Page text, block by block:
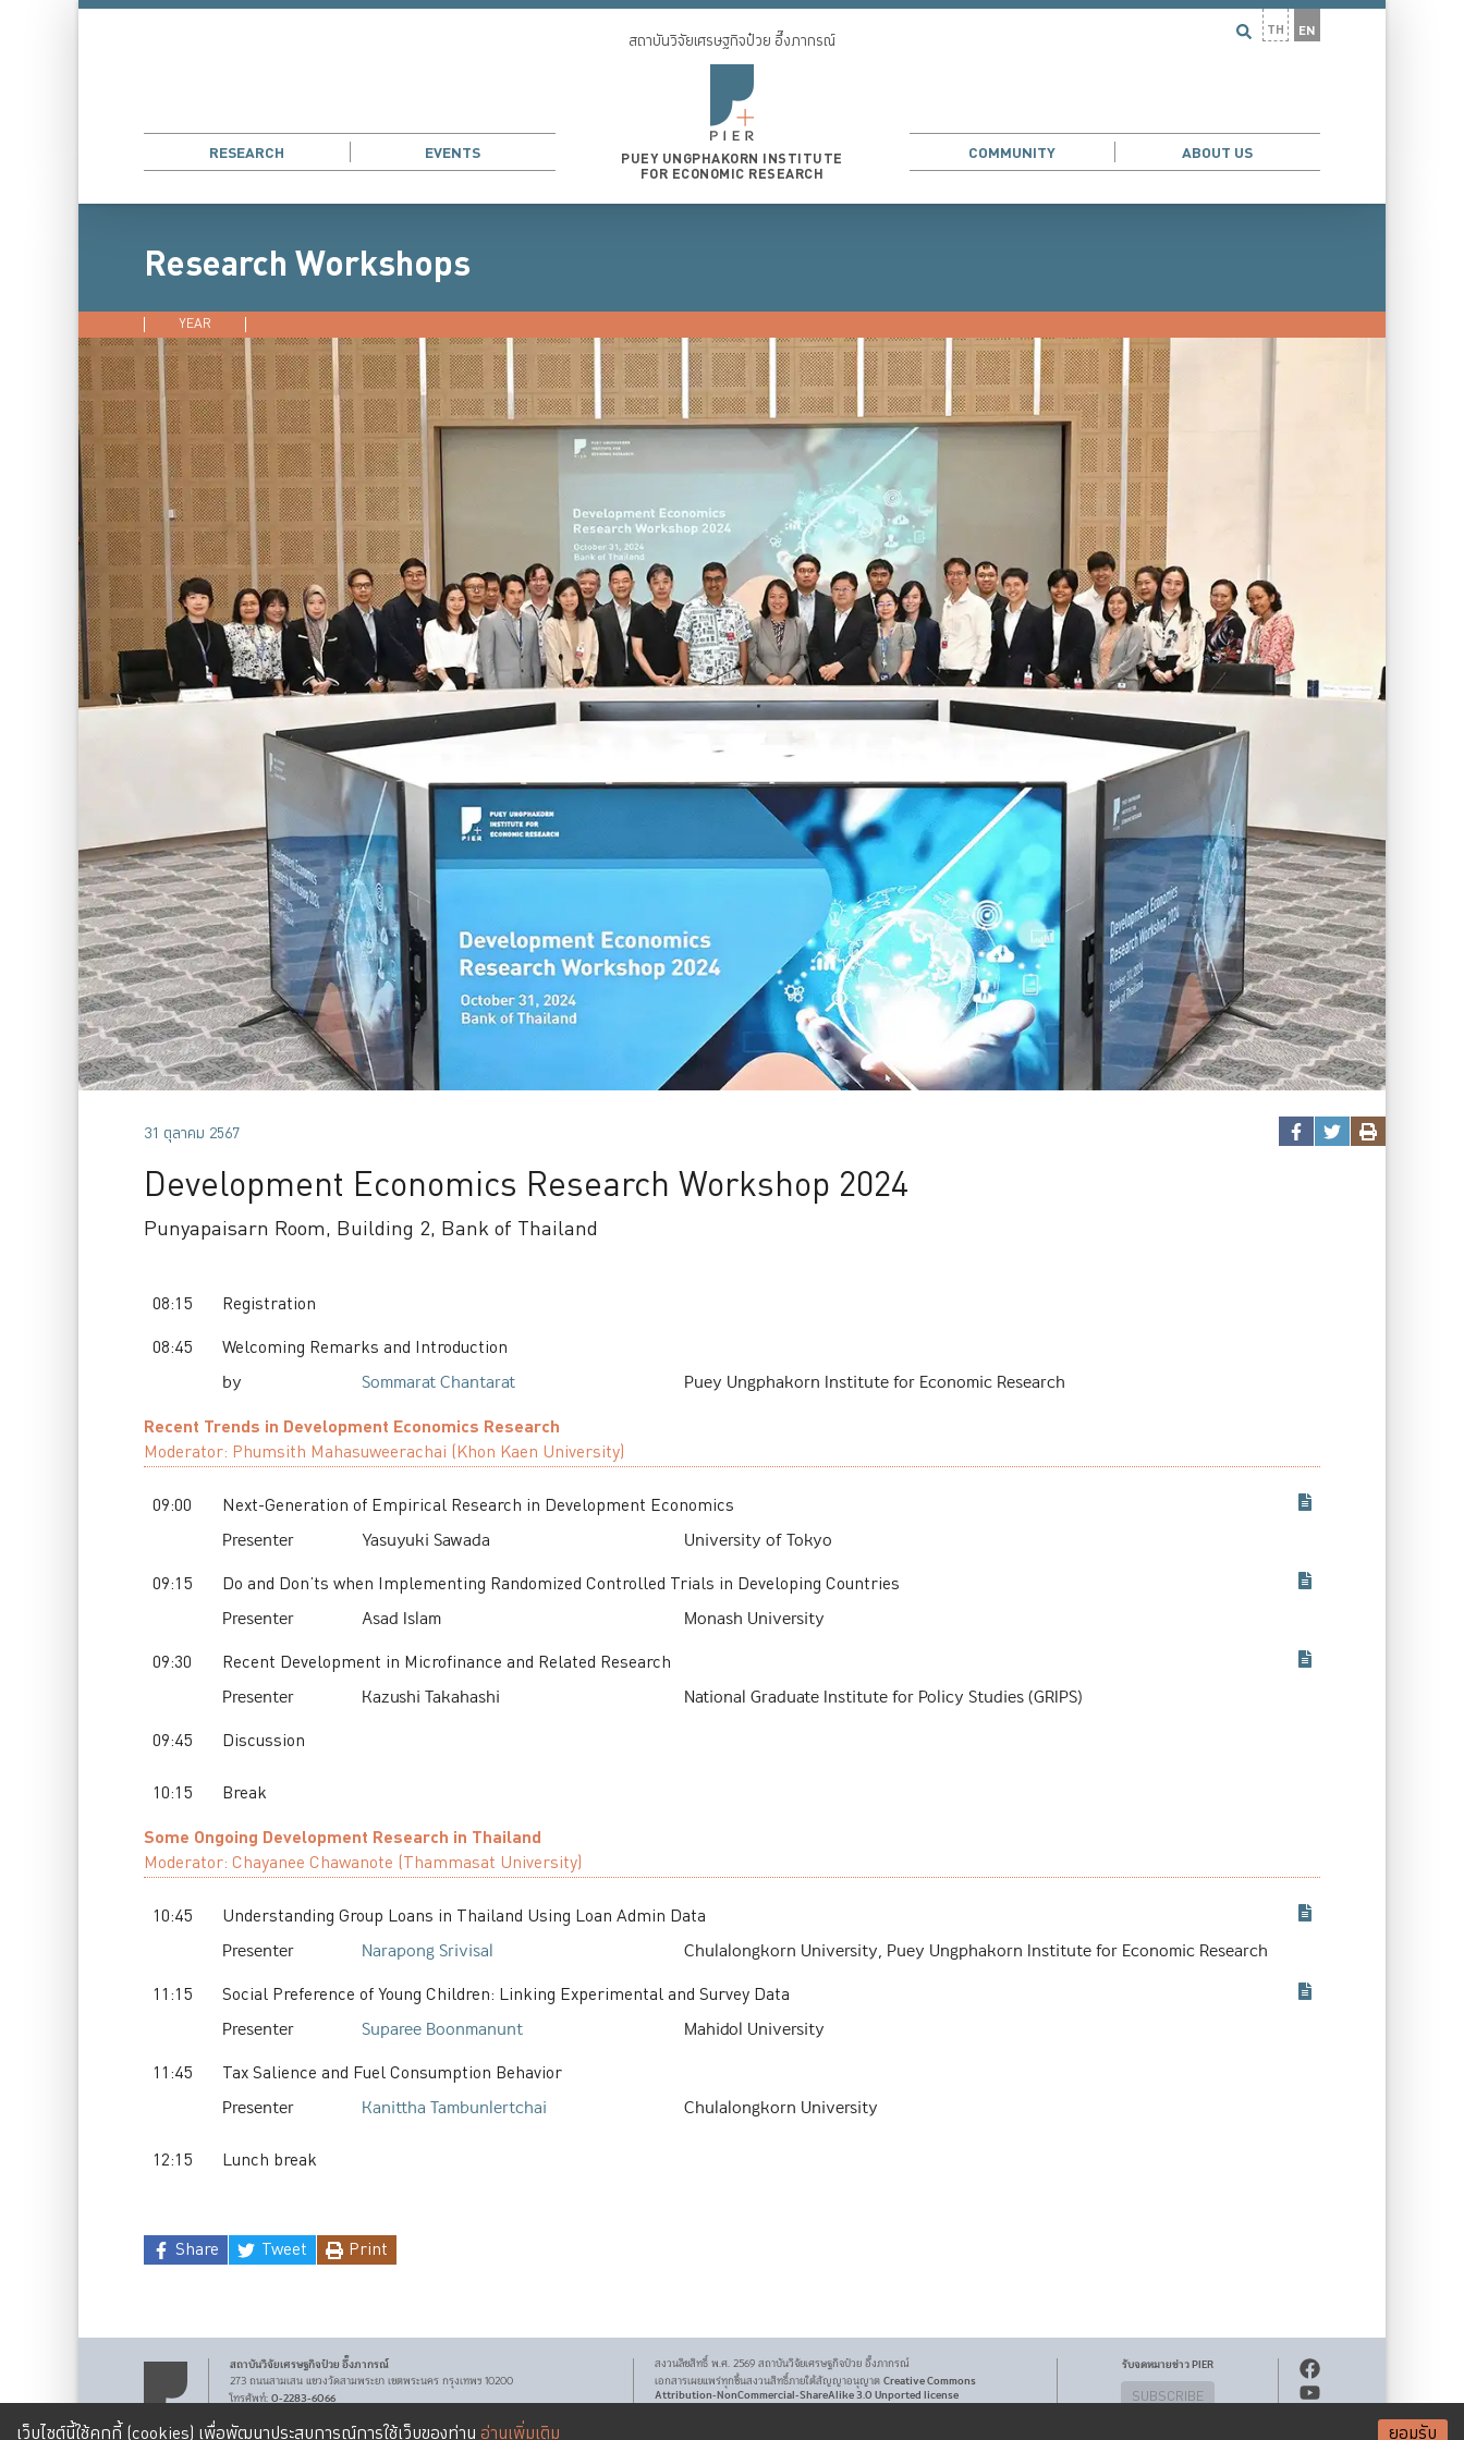
เว็บไซต์นี้ใช้คุกกี้ (cookies) เพื่อพัฒนาประสบการณ์การใช้เว็บของท่าน อ่านเพิ่มเติม ยอมรับ
TH EN
RESEARCH EVENTS
สถาบันวิจัยเศรษฐกิจป๋วย อึ๊งภากรณ์
PUEY UNGPHAKORN INSTITUTE
FOR ECONOMIC RESEARCH
COMMUNITY ABOUT US
Research Workshops
YEAR
31 ตุลาคม 2567
Development Economics Research Workshop 2024
Punyapaisarn Room, Building 2, Bank of Thailand
08:15
Registration
08:45
Welcoming Remarks and Introduction
by SommaratChantarat
Puey Ungphakorn Institute for Economic Research
Recent Trends in Development Economics Research
Moderator: Phumsith Mahasuweerachai (Khon Kaen University)
09:00 Next-Generation of Empirical Research in Development Economics
Presenter Yasuyuki Sawada University of Tokyo
09:15 Do and Don’ts when Implementing Randomized Controlled Trials in Developing Countries
Presenter Asad Islam Monash University
09:30 Recent Development in Microfinance and Related Research
Presenter Kazushi Takahashi National Graduate Institute for Policy Studies (GRIPS)
09:45 Discussion
10:15 Break
Some Ongoing Development Research in Thailand
Moderator: Chayanee Chawanote (Thammasat University)
10:45 Understanding Group Loans in Thailand Using Loan Admin Data
Presenter Narapong Srivisal Chulalongkorn University, Puey Ungphakorn Institute for Economic Research
11:15 Social Preference of Young Children: Linking Experimental and Survey Data
Presenter Suparee Boonmanunt Mahidol University
11:45 Tax Salience and Fuel Consumption Behavior
Presenter Kanittha Tambunlertchai Chulalongkorn University
12:15 Lunch break
Share Tweet Print
สถาบันวิจัยเศรษฐกิจป๋วย อึ๊งภากรณ์
273 ถนนสามเสนแขวงวัดสามพระยา เขตพระนคร กรุงเทพฯ 10200
โทรศัพท์:0-2283-6066
เงื่อนไขการให้บริการ|นโยบายคุ้มครองข้อมูลส่วนบุคคล
สงวนลิขสิทธิ์ พ.ศ. 2569สถาบันวิจัยเศรษฐกิจป๋วย อึ๊งภากรณ์
เอกสารเผยแพร่ทุกชิ้นสงวนสิทธิ์ภายใต้สัญญาอนุญาต Creative Commons
Attribution-NonCommercial-ShareAlike 3.0 Unported license
รับจดหมายข่าว PIER
SUBSCRIBE